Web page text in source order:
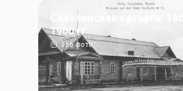
Сахалинская каторга:
1906 гг
156фото